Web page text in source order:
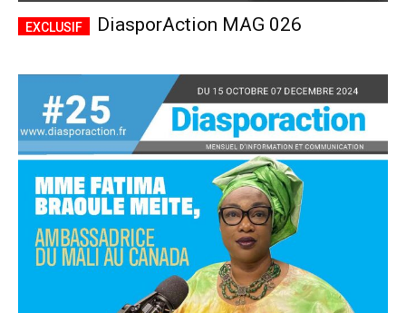
Accès complet
$22 / anplaceholder text
Tous les articles
Annonces
DiasporAction MAG 026